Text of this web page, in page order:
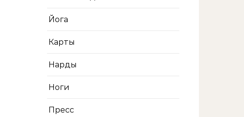
Йога
Карты
Нарды
Ноги
Пресс